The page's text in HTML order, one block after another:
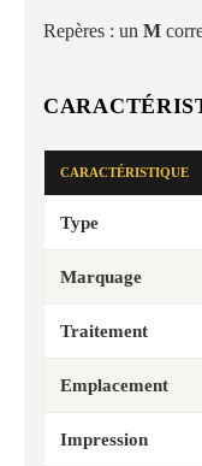
Repères : un M
CARACTÉRISTIQUE
Type
Marquage
Traitement
Emplacement
Impression